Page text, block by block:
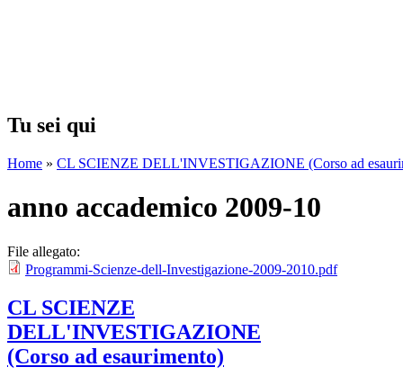
Tu sei qui
Home » CL SCIENZE DELL'INVESTIGAZIONE (Corso ad
anno accademico 2009-10
File allegato:
Programmi-Scienze-dell-Investigazione-2009-2010.pdf
CL SCIENZE
DELL'INVESTIGAZIONE
(Corso ad esaurimento)